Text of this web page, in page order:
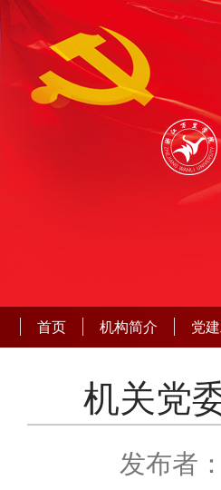
首页 机构简介 党
机关党
发布者